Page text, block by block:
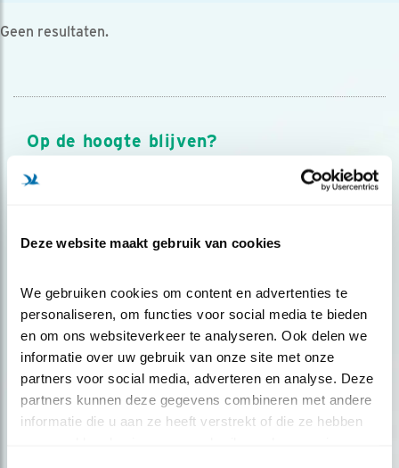
Deze website maakt gebruik van cookies
We gebruiken cookies om content en advertenties te
personaliseren, om functies voor social media te bieden
en om ons websiteverkeer te analyseren. Ook delen we
informatie over uw gebruik van onze site met onze
partners voor social media, adverteren en analyse. Deze
partners kunnen deze gegevens combineren met andere
informatie die u aan ze heeft verstrekt of die ze hebben
Geen resultaten.
Op de hoogte blijven?
Meld je aan en ontvang nieuws, inspiratie, acties en tips
over vogels en activiteiten van Vogelbescherming.